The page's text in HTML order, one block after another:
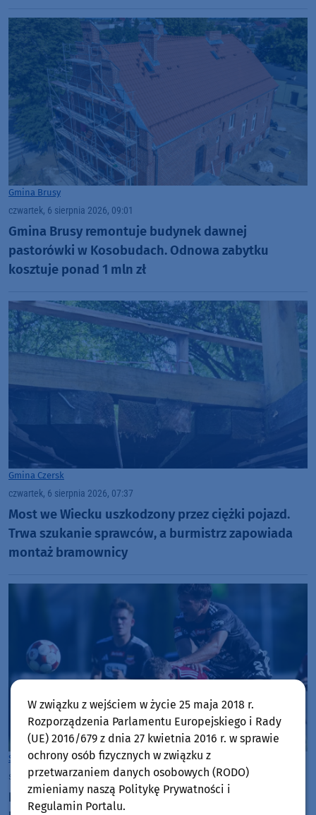
Gmina Brusy
czwartek, 6 sierpnia 2026, 09:01
Gmina Brusy remontuje budynek dawnej
pastorówki w Kosobudach. Odnowa zabytku
kosztuje ponad 1 mln zł
Gmina Czersk
czwartek, 6 sierpnia 2026, 07:37
Most we Wiecku uszkodzony przez ciężki pojazd.
Trwa szukanie sprawców, a burmistrz zapowiada
montaż bramownicy
SportChojnice
środa, 5 sierpnia 2026, 19:15
Koszmar Chojniczanki trwa. Odpadła z Pucharu
W związku z wejściem w życie 25 maja 2018 r.
Rozporządzenia Parlamentu Europejskiego i Rady
(UE) 2016/679 z dnia 27 kwietnia 2016 r. w sprawie
ochrony osób fizycznych w związku z
przetwarzaniem danych osobowych (RODO)
zmieniamy naszą Politykę Prywatności i
Regulamin Portalu.